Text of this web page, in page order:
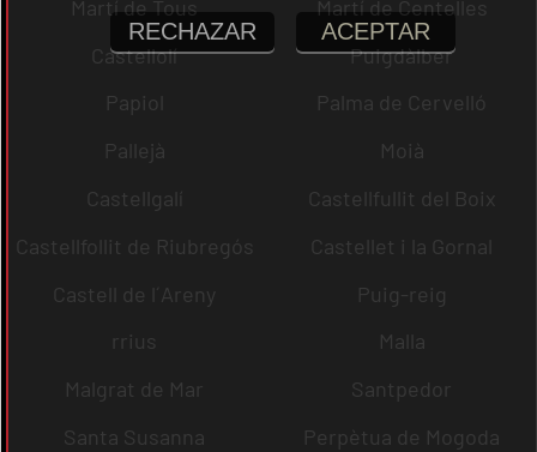
Martí de Tous
Martí de Centelles
Castellolí
Puigdàlber
Papiol
Palma de Cervelló
Pallejà
Moià
Castellgalí
Castellfullit del Boix
Castellfollit de Riubregós
Castellet i la Gornal
Castell de l´Areny
Puig-reig
rrius
Malla
Malgrat de Mar
Santpedor
Santa Susanna
Perpètua de Mogoda
RECHAZAR ACEPTAR